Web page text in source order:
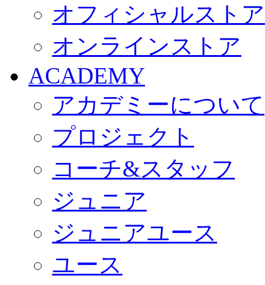
オフィシャルスト
オンラインストア
ACADEMY
アカデミーについて
プロジェクト
コーチ&スタッフ
ジュニア
ジュニアユース
ユース